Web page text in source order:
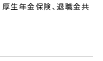
厚生年金保険、退職金共